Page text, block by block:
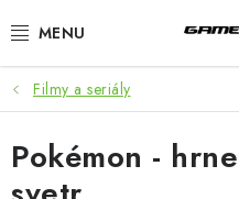
na
KATEGORIE
FILMY A SERIÁLY
Filmy a seriály
Pokémon -